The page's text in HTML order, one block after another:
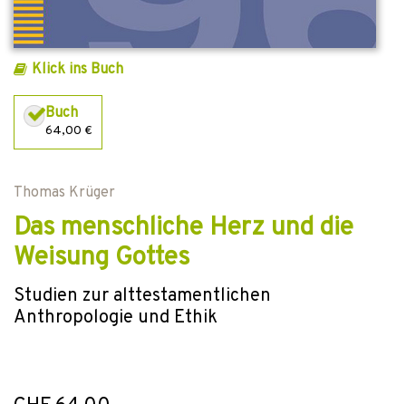
Klick ins Buch
Buch
64,00 €
Thomas Krüger
Das menschliche Herz und die
Weisung Gottes
Studien zur alttestamentlichen
Anthropologie und Ethik